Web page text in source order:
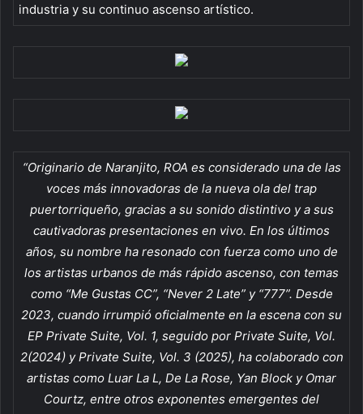
industria y su continuo ascenso artístico.
“Originario de Naranjito, ROA es considerado una de las
voces más innovadoras de la nueva ola del trap
puertorriqueño, gracias a su sonido distintivo y a sus
cautivadoras presentaciones en vivo. En los últimos
años, su nombre ha resonado con fuerza como uno de
los artistas urbanos de más rápido ascenso, con temas
como “Me Gustas CC”, “Never 2 Late” y “777”. Desde
2023, cuando irrumpió oficialmente en la escena con su
EP Private Suite, Vol. 1, seguido por Private Suite, Vol.
2(2024) y Private Suite, Vol. 3 (2025), ha colaborado con
artistas como Luar La L, De La Rose, Yan Block y Omar
Courtz, entre otros exponentes emergentes del